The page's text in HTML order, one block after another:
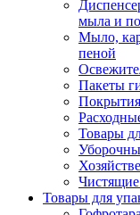
мыла и
Мыло,
пеной
Пакеты
Товары
Товары для